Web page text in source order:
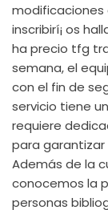
modificaciones
inscribirí¡ os
ha precio tfg
semana, el
con el fin de
servicio tiene
requiere
para garantizar
Además de la
conocemos la
personas